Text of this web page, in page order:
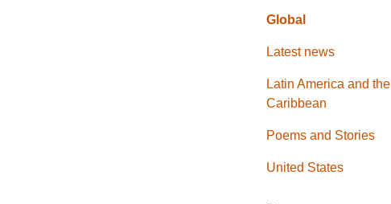
Global
Latest news
Latin America and the
Caribbean
Poems and Stories
United States